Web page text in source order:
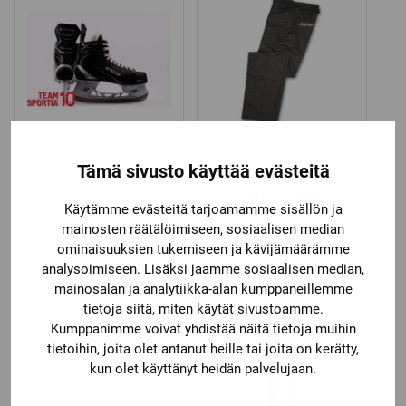
Tämä sivusto käyttää evästeitä
Käytämme evästeitä tarjoamamme sisällön ja
mainosten räätälöimiseen, sosiaalisen median
ominaisuuksien tukemiseen ja kävijämäärämme
analysoimiseen. Lisäksi jaamme sosiaalisen median,
mainosalan ja analytiikka-alan kumppaneillemme
tietoja siitä, miten käytät sivustoamme.
Kumppanimme voivat yhdistää näitä tietoja muihin
tietoihin, joita olet antanut heille tai joita on kerätty,
kun olet käyttänyt heidän palvelujaan.
CCM
CCM TACKS ST LUISTIN
69,90€
CCM
CCM EROTUOMARIN
99,90 €